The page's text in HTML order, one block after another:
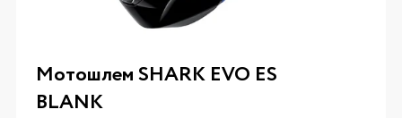
Мотошлем SHARK EVO ES
BLANK